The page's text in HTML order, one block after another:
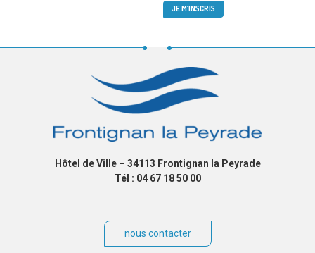
Hôtel de Ville – 34113 Frontignan la Peyrade
Tél : 04 67 18 50 00
nous contacter